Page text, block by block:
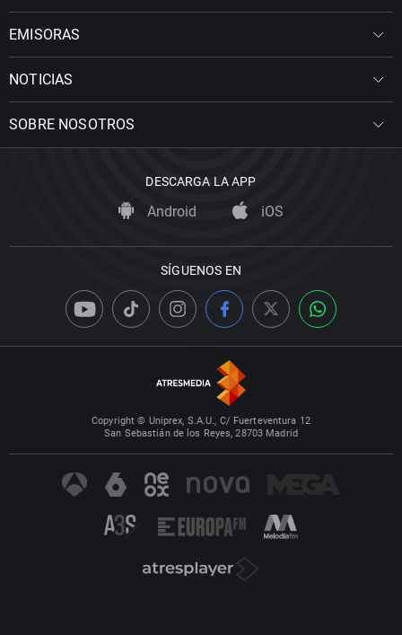
EMISORAS
NOTICIAS
SOBRE NOSOTROS
DESCARGA LA APP
Android iOS
SÍGUENOS EN
Copyright © Uniprex, S.A.U., C/ Fuerteventura 12
San Sebastián de los Reyes, 28703 Madrid